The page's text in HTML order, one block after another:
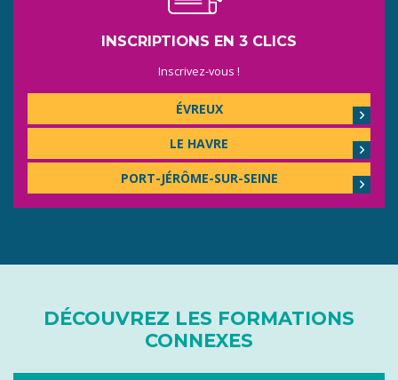
INSCRIPTIONS EN 3 CLICS
Inscrivez-vous !
ÉVREUX
LE HAVRE
PORT-JÉRÔME-SUR-SEINE
DÉCOUVREZ LES FORMATIONS
CONNEXES